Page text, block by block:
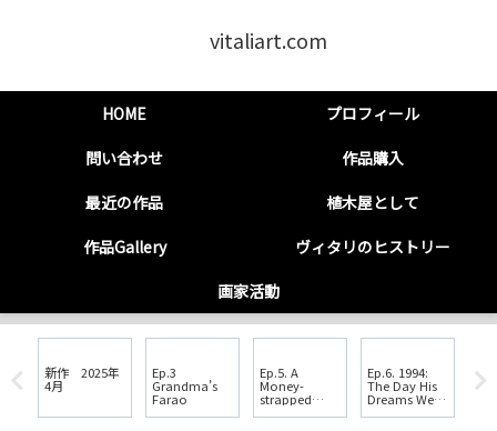
vitaliart.com
HOME
プロフィール
問い合わせ
作品購入
最近の作品
植木屋として
作品Gallery
ヴィタリのヒストリー
画家活動
新作 2025年
4月
Ep.3
Grandma’s
Farao
Ep.5. A
Money-
strapped
Ep.6. 1994:
The Day His
Dreams Were
第
の